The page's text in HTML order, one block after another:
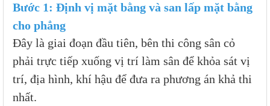
Bước 1: Định vị mặt bằng và san lấp mặt bằng
cho phẳng
Đây là giai đoạn đầu tiên, bên thi công sân cỏ
phải trực tiếp xuống vị trí làm sân để khỏa sát vị
trí, địa hình, khí hậu để đưa ra phương án khả thi
nhất.